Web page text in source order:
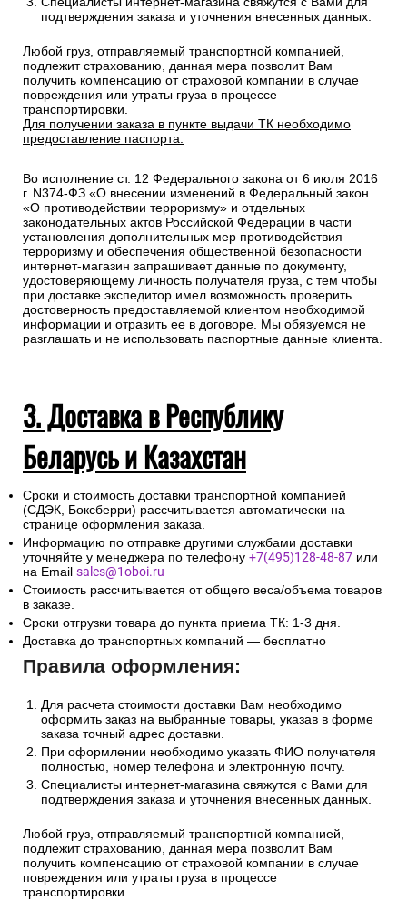
подтверждения заказа и уточнения внесенных данных.
Любой груз, отправляемый транспортной компанией,
подлежит страхованию, данная мера позволит Вам
получить компенсацию от страховой компании в случае
повреждения или утраты груза в процессе
транспортировки.
Для получении заказа в пункте выдачи ТК необходимо
предоставление паспорта.
Во исполнение ст. 12 Федерального закона от 6 июля 2016
г. N374-ФЗ «О внесении изменений в Федеральный закон
«О противодействии терроризму» и отдельных
законодательных актов Российской Федерации в части
установления дополнительных мер противодействия
терроризму и обеспечения общественной безопасности
интернет-магазин запрашивает данные по документу,
удостоверяющему личность получателя груза, с тем чтобы
при доставке экспедитор имел возможность проверить
достоверность предоставляемой клиентом необходимой
информации и отразить ее в договоре. Мы обязуемся не
разглашать и не использовать паспортные данные клиента.
3. Доставка в Республику
Беларусь и Казахстан
Сроки и стоимость доставки транспортной компанией
(СДЭК, Боксберри) рассчитывается автоматически на
странице оформления заказа.
Информацию по отправке другими службами доставки
уточняйте у менеджера по телефону +7(495)128-48-87 или
на Email sales@1oboi.ru
Стоимость рассчитывается от общего веса/объема товаров
в заказе.
Сроки отгрузки товара до пункта приема ТК: 1-3 дня.
Доставка до транспортных компаний — бесплатно
Правила оформления:
Для расчета стоимости доставки Вам необходимо
оформить заказ на выбранные товары, указав в форме
заказа точный адрес доставки.
При оформлении необходимо указать ФИО получателя
полностью, номер телефона и электронную почту.
Специалисты интернет-магазина свяжутся с Вами для
подтверждения заказа и уточнения внесенных данных.
Любой груз, отправляемый транспортной компанией,
подлежит страхованию, данная мера позволит Вам
получить компенсацию от страховой компании в случае
повреждения или утраты груза в процессе
транспортировки.